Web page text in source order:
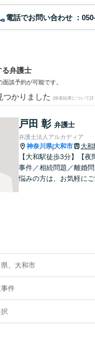
電話でお問い合わせ
る弁護士
談予約が可能です。
つかりました (検索結果について詳
戸田 彰 弁護士
弁護士法人アルカディア
神奈川県|大和市 大和
【大和駅徒歩3分】【
事件／相続問題／離婚
悩みの方は、お気軽にご
、大和市
件